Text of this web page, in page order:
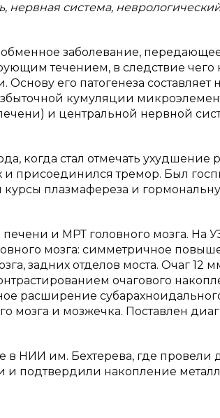
нервная система, неврологический
заболевание,
течением, в следствие чего
его патогенеза составляет
кумуляции
и центральной нервной
когда стал отмечать ухудшение
присоединился тремор. Был
плазмафереза и
и МРТ головного мозга. На
мозга: симметричное
задних отделов моста. Очаг 12
очагового
расширение
мозга и мозжечка. Поставлен
в НИИ им. Бехтерева, где провели
подтвердили накопление